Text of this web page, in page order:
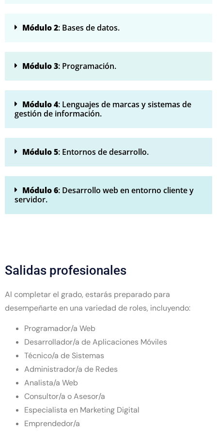
Módulo 2: Bases de datos.
Módulo 3: Programación.
Módulo 4: Lenguajes de marcas y sistemas de
gestión de información.
Módulo 5: Entornos de desarrollo.
Módulo 6: Desarrollo web en entorno cliente y
servidor.
Salidas profesionales
Al completar el grado, estarás preparado para
desempeñarte en una variedad de roles, incluyendo:
Programador/a Web
Desarrollador/a de Aplicaciones Móviles
Técnico/a de Sistemas
Administrador/a de Redes
Analista/a Web
Consultor/a o Asesor/a
Especialista en Marketing Digital
Emprendedor/a